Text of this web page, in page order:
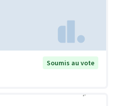
Soumis au vote